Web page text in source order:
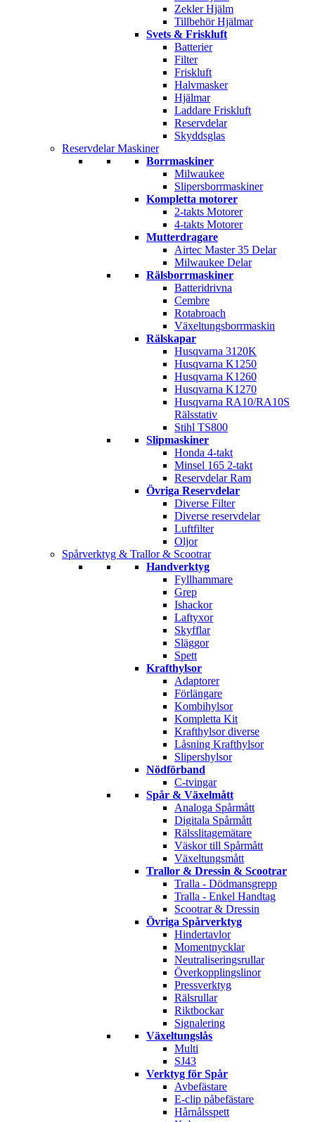
Zekler Hjälm
Tillbehör Hjälmar
Svets & Friskluft
Batterier
Filter
Friskluft
Halvmasker
Hjälmar
Laddare Friskluft
Reservdelar
Skyddsglas
Reservdelar Maskiner
Borrmaskiner
Milwaukee
Slipersborrmaskiner
Kompletta motorer
2-takts Motorer
4-takts Motorer
Mutterdragare
Airtec Master 35 Delar
Milwaukee Delar
Rälsborrmaskiner
Batteridrivna
Cembre
Rotabroach
Växeltungsborrmaskin
Rälskapar
Husqvarna 3120K
Husqvarna K1250
Husqvarna K1260
Husqvarna K1270
Husqvarna RA10/RA10S
Rälsstativ
Stihl TS800
Slipmaskiner
Honda 4-takt
Minsel 165 2-takt
Reservdelar Ram
Övriga Reservdelar
Diverse Filter
Diverse reservdelar
Luftfilter
Oljor
Spårverktyg & Trallor & Scootrar
Handverktyg
Fyllhammare
Grep
Ishackor
Laftyxor
Skyfflar
Släggor
Spett
Krafthylsor
Adaptorer
Förlängare
Kombihylsor
Kompletta Kit
Krafthylsor diverse
Låsning Krafthylsor
Slipershylsor
Nödförband
C-tvingar
Spår & Växelmått
Analoga Spårmått
Digitala Spårmått
Rälsslitagemätare
Väskor till Spårmått
Växeltungsmått
Trallor & Dressin & Scootrar
Tralla - Dödmansgrepp
Tralla - Enkel Handtag
Scootrar & Dressin
Övriga Spårverktyg
Hindertavlor
Momentnycklar
Neutraliseringsrullar
Överkopplingslinor
Pressverktyg
Rälsrullar
Riktbockar
Signalering
Växeltungslås
Multi
SJ43
Verktyg för Spår
Avbefästare
E-clip påbefästare
Hårnålsspett